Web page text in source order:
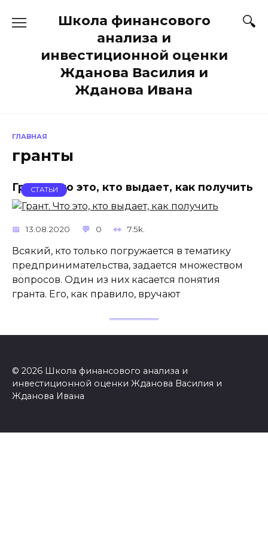
Школа финансового
анализа и
инвестиционной оценки
Жданова Василия и
Жданова Ивана
ГЛАВНАЯ
гранты
Грант. Что это, кто выдает, как получить
СТАТЬИ
13.08.2020 0 7.5k.
Всякий, кто только погружается в тематику
предпринимательства, задается множеством
вопросов. Один из них касается понятия
гранта. Его, как правило, вручают
© 2026 Школа финансового анализа и
инвестиционной оценки Жданова Василия и
Жданова Ивана